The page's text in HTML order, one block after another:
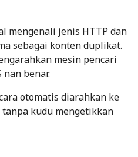
mengenali jenis HTTP dan
sebagai konten duplikat.
mesin pencari
benar.
otomatis diarahkan ke
kudu mengetikkan